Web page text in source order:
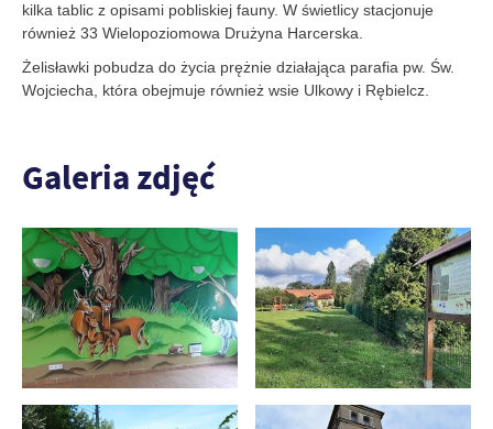
kilka tablic z opisami pobliskiej fauny. W świetlicy stacjonuje
również 33 Wielopoziomowa Drużyna Harcerska.
Żelisławki pobudza do życia prężnie działająca parafia pw. Św.
Wojciecha, która obejmuje również wsie Ulkowy i Rębielcz.
Galeria zdjęć